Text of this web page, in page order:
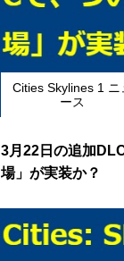
Cities Skylines 1 ニ
ース
3月22日の追加
場」が実装か？